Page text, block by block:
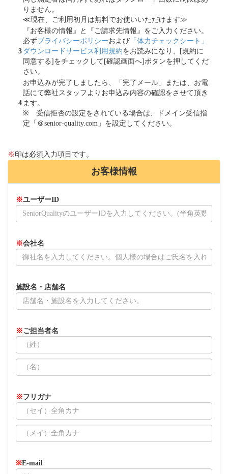
りません。
≪現在、ご利用初月は無料でお使いいただけます≫
3
『お客様の情報』と『ご請求先情報』をご入力ください。
必ずプライバシーポリシーおよび 「体力チェックシート」
ダウンロードサービス利用規約をお読みになり、[規約に
同意する]をチェックして[確認画面へ]ボタンを押してくだ
さい。
4
お申込みが完了しましたら、「完了メール」または、お電
話にて弊社スタッフよりお申込み内容の確認をさせて頂き
ます。
※ 受信拒否の設定をされている場合は、ドメイン受信指
定「＠senior-quality.com」を設定してください。
※ 印は必須入力項目です。
お客様情報
※ユーザーID
※会社名
施設名・店舗名
※ご担当者名
※フリガナ
※E-mail